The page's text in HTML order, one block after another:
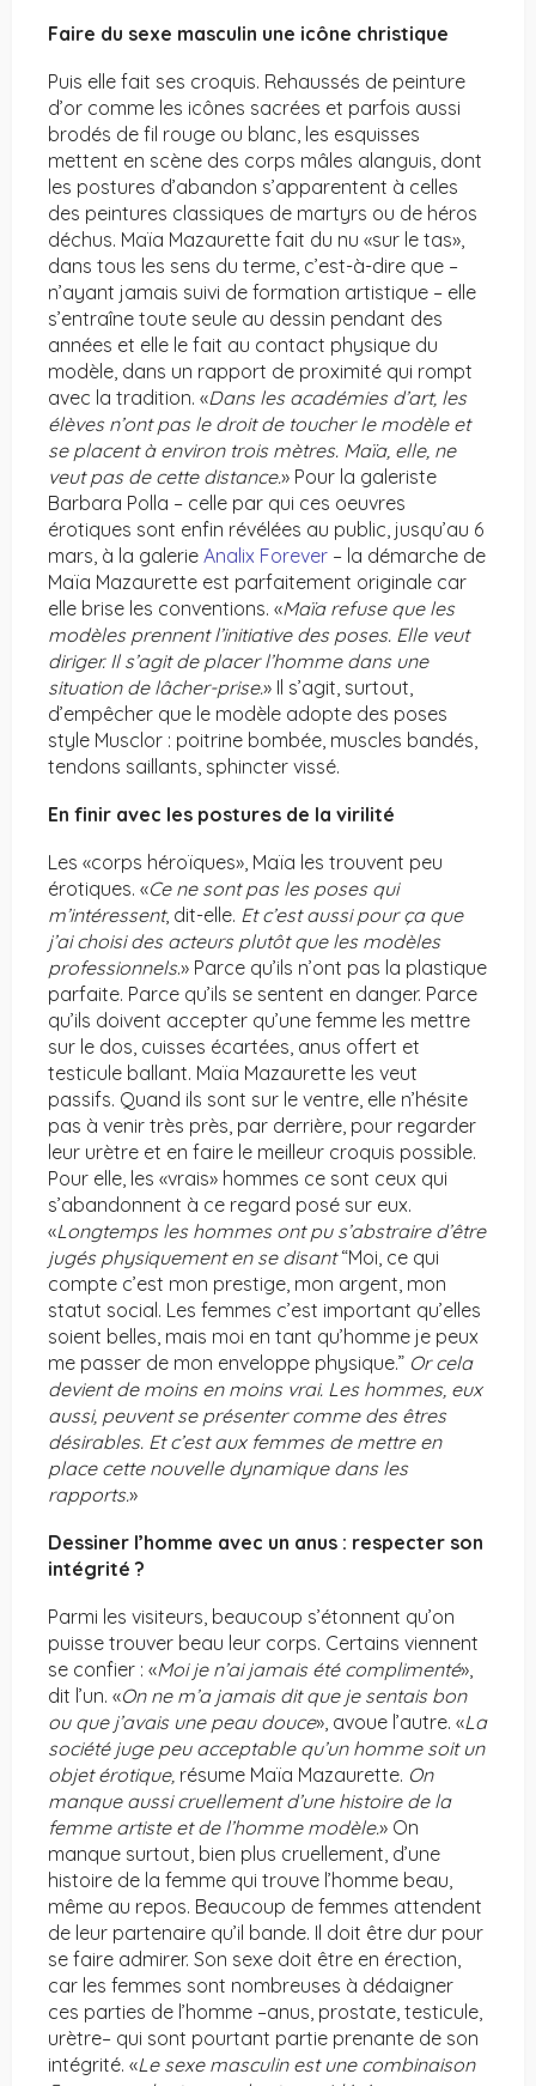
Faire du sexe masculin une icône christique
Puis elle fait ses croquis. Rehaussés de peinture
d’or comme les icônes sacrées et parfois aussi
brodés de fil rouge ou blanc, les esquisses
mettent en scène des corps mâles alanguis, dont
les postures d’abandon s’apparentent à celles
des peintures classiques de martyrs ou de héros
déchus. Maïa Mazaurette fait du nu «sur le tas»,
dans tous les sens du terme, c’est-à-dire que –
n’ayant jamais suivi de formation artistique – elle
s’entraîne toute seule au dessin pendant des
années et elle le fait au contact physique du
modèle, dans un rapport de proximité qui rompt
avec la tradition. «Dans les académies d’art, les
élèves n’ont pas le droit de toucher le modèle et
se placent à environ trois mètres. Maïa, elle, ne
veut pas de cette distance.» Pour la galeriste
Barbara Polla – celle par qui ces oeuvres
érotiques sont enfin révélées au public, jusqu’au 6
mars, à la galerie Analix Forever – la démarche de
Maïa Mazaurette est parfaitement originale car
elle brise les conventions. «Maïa refuse que les
modèles prennent l’initiative des poses. Elle veut
diriger. Il s’agit de placer l’homme dans une
situation de lâcher-prise.» Il s’agit, surtout,
d’empêcher que le modèle adopte des poses
style Musclor : poitrine bombée, muscles bandés,
tendons saillants, sphincter vissé.
En finir avec les postures de la virilité
Les «corps héroïques», Maïa les trouvent peu
érotiques. «Ce ne sont pas les poses qui
m’intéressent, dit-elle. Et c’est aussi pour ça que
j’ai choisi des acteurs plutôt que les modèles
professionnels.» Parce qu’ils n’ont pas la plastique
parfaite. Parce qu’ils se sentent en danger. Parce
qu’ils doivent accepter qu’une femme les mettre
sur le dos, cuisses écartées, anus offert et
testicule ballant. Maïa Mazaurette les veut
passifs. Quand ils sont sur le ventre, elle n’hésite
pas à venir très près, par derrière, pour regarder
leur urètre et en faire le meilleur croquis possible.
Pour elle, les «vrais» hommes ce sont ceux qui
s’abandonnent à ce regard posé sur eux.
«Longtemps les hommes ont pu s’abstraire d’être
jugés physiquement en se disant“Moi, ce qui
compte c’est mon prestige, mon argent, mon
statut social. Les femmes c’est important qu’elles
soient belles, mais moi en tant qu’homme je peux
me passer de mon enveloppe physique.” Or cela
devient de moins en moins vrai. Les hommes, eux
aussi, peuvent se présenter comme des êtres
désirables. Et c’est aux femmes de mettre en
place cette nouvelle dynamique dans les
rapports.»
Dessiner l’homme avec un anus : respecter son
intégrité ?
Parmi les visiteurs, beaucoup s’étonnent qu’on
puisse trouver beau leur corps. Certains viennent
se confier : «Moi je n’ai jamais été complimenté»,
dit l’un. «On ne m’a jamais dit que je sentais bon
ou que j’avais une peau douce», avoue l’autre. «La
société juge peu acceptable qu’un homme soit un
objet érotique, résume Maïa Mazaurette. On
manque aussi cruellement d’une histoire de la
femme artiste et de l’homme modèle.» On
manque surtout, bien plus cruellement, d’une
histoire de la femme qui trouve l’homme beau,
même au repos. Beaucoup de femmes attendent
de leur partenaire qu’il bande. Il doit être dur pour
se faire admirer. Son sexe doit être en érection,
car les femmes sont nombreuses à dédaigner
ces parties de l’homme –anus, prostate, testicule,
urètre– qui sont pourtant partie prenante de son
intégrité. «Le sexe masculin est une combinaison